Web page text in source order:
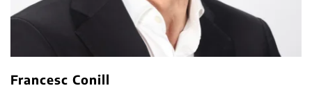
Francesc Conill